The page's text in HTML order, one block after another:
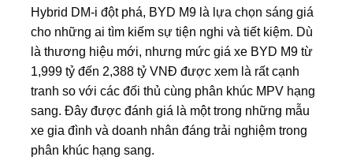
Hybrid DM-i đột phá, BYD M9 là lựa chọn sáng giá
cho những ai tìm kiếm sự tiện nghi và tiết kiệm. Dù
là thương hiệu mới, nhưng mức giá xe BYD M9 từ
1,999 tỷ đến 2,388 tỷ VNĐ được xem là rất cạnh
tranh so với các đối thủ cùng phân khúc MPV hạng
sang. Đây được đánh giá là một trong những mẫu
xe gia đình và doanh nhân đáng trải nghiệm trong
phân khúc hạng sang.